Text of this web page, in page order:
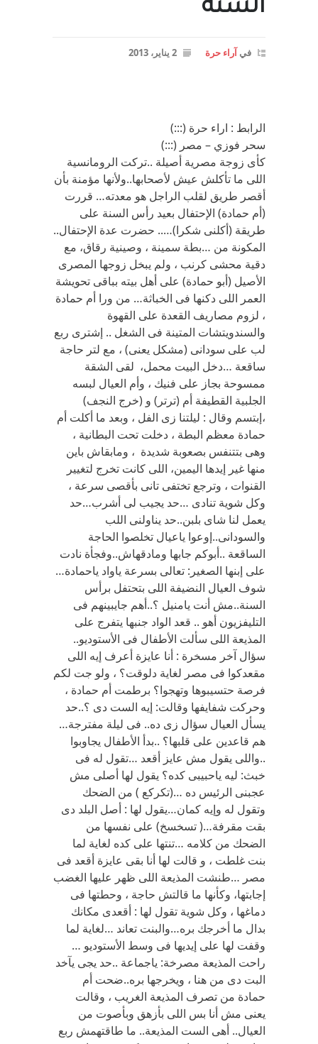
السنه
فيآراء حرة 2 يناير، 2013
الرابط : اراء حرة (:::)
سحر فوزي – مصر (:::)
كأى زوجة مصرية أصيلة ..تركت الرومانسية
اللى ما تأكلش عيش لأصحابها..ولأنها مؤمنة بأن
أقصر طريق لقلب الراجل هو معدته… قررت
(أم حمادة) الإحتفال بعيد رأس السنة على
طريقة (أكلنى شكرا)….. حضرت عدة الإحتفال..
المكونة من …بطة سمينة ، وصينية رقاق، مع
دقية محشى كرنب ، ولم يبخل زوجها المصرى
الأصيل (أبو حمادة) على أهل بيته بباقى تحويشة
العمر اللى دكنها فى الخباثة… من ورا أم حمادة
، لزوم مصاريف القعدة على القهوة
والسندويتشات المتينة فى الشغل .. إشترى ربع
لب على سودانى (مشكل يعنى) ، مع لتر حاجة
ساقعة …دخل البيت محمل، لقى الشقة
ممسوحة بجاز على فنيك ، وأم العيال لبسه
الجلبية القطيفة أم (ترتر) و (خرج النجف)
،إبتسم وقال : ليلتنا زى الفل ، وبعد ما أكلت أم
حمادة معظم البطة ، دخلت تحت البطانية ،
وهى بتتنفس بصعوبة شديدة ، ومابقاش باين
منها غير إيدها اليمين، اللى كانت تخرج لتغيير
القنوات ، وترجع تختفى تانى بأقصى سرعة ،
وكل شوية تنادى …حد يجيب لى أشرب…حد
يعمل لنا شاى بلبن..حد يناولنى اللب
والسودانى..إوعوا ياعيال تخلصوا الحاجة
الساقعة ..أبوكم جابها ومادقهاش..وفجأة نادت
على إبنها الصغير: تعالى بسرعة ياواد ياحمادة…
شوف العيال النضيفة اللى بتحتفل برأس
السنة..مش أنت يامنيل ؟..أهم جايبينهم فى
التليفزيون أهو .. قعد الواد جنبها يتفرج على
المذيعة اللى سألت الأطفال فى الأستوديو..
سؤال آخر مسخرة : أنا عايزة أعرف إيه اللى
مقعدكوا فى مصر لغاية دلوقت؟ ، ولو جت لكم
فرصة حتسيبوها وتهجوا؟ برطمت أم حمادة ،
وحركت شفايفها وقالت: إيه الست دى ؟..حد
يسأل العيال سؤال زى ده.. فى ليلة مفترجة…
هم قاعدين على قلبها؟ ..بدأ الأطفال يجاوبوا
..واللى يقول مش عايز أقعد …تقول له فى
خبث: ليه ياحبيبى كده؟ يقول لها أصلى مش
عجبنى الرئيس ده …(تكركع ) من الضحك
وتقول له وإيه كمان…يقول لها : أصل البلد دى
بقت مقرفة…( تسخسخ) على نفسها من
الضحك من كلامه …تنتها على كده لغاية لما
بنت غلطت ، و قالت لها أنا بقى عايزة أقعد فى
مصر …طنشت المذيعة اللى ظهر عليها الغضب
إجابتها، وكأنها ما قالتش حاجة ، وحطتها فى
دماغها ، وكل شوية تقول لها : أقعدى مكانك
بدال ما أخرجك بره…والبنت تعاند …لغاية لما
وقفت لها على إيديها فى وسط الأستوديو …
راحت المذيعة مصرخة: ياجماعة ..حد يجى يآخد
البت دى من هنا ، ويخرجها بره..ضحت أم
حمادة من تصرف المذيعة الغريب ، وقالت
يعنى مش أنا بس اللى بأزهق وبأصوت من
العيال.. أهى الست المذيعة.. ما طاقتهمش ربع